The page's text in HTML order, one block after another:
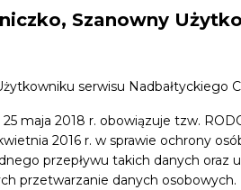
Szanowny
serwisu Nadbałtyckiego
maja 2018 r. obowiązuje tzw.
2016 r. w sprawie ochrony
przepływu takich danych
przetwarzanie danych osobowych.
Pomerania Pomorze Warsztaty
Koncerty Wystawy